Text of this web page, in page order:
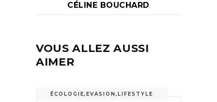
CÉLINE BOUCHARD
VOUS ALLEZ AUSSI
AIMER
ÉCOLOGIE, EVASION , LIFESTYLE